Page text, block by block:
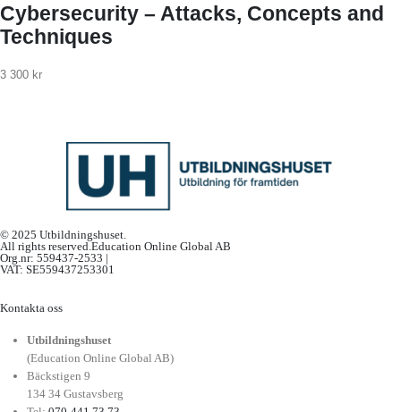
Cybersecurity – Attacks, Concepts and
Techniques
3 300 kr
© 2025 Utbildningshuset.
All rights reserved.Education Online Global AB
Org.nr: 559437-2533 |
VAT: SE559437253301
Kontakta oss
Utbildningshuset
(Education Online Global AB)
Bäckstigen 9
134 34 Gustavsberg